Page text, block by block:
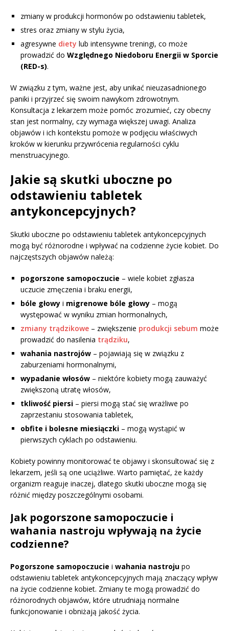
zmiany w produkcji hormonów po odstawieniu tabletek,
stres oraz zmiany w stylu życia,
agresywne diety lub intensywne treningi, co może
prowadzić do Względnego Niedoboru Energii w Sporcie
(RED-s).
W związku z tym, ważne jest, aby unikać nieuzasadnionego
paniki i przyjrzeć się swoim nawykom zdrowotnym.
Konsultacja z lekarzem może pomóc zrozumieć, czy obecny
stan jest normalny, czy wymaga większej uwagi. Analiza
objawów i ich kontekstu pomoże w podjęciu właściwych
kroków w kierunku przywrócenia regularności cyklu
menstruacyjnego.
Jakie są skutki uboczne po
odstawieniu tabletek
antykoncepcyjnych?
Skutki uboczne po odstawieniu tabletek antykoncepcyjnych
mogą być różnorodne i wpływać na codzienne życie kobiet. Do
najczęstszych objawów należą:
pogorszone samopoczucie – wiele kobiet zgłasza
uczucie zmęczenia i braku energii,
bóle głowy i migrenowe bóle głowy – mogą
występować w wyniku zmian hormonalnych,
zmiany trądzikowe – zwiększenie produkcji sebum może
prowadzić do nasilenia trądziku,
wahania nastrojów – pojawiają się w związku z
zaburzeniami hormonalnymi,
wypadanie włosów – niektóre kobiety mogą zauważyć
zwiększoną utratę włosów,
tkliwość piersi – piersi mogą stać się wrażliwe po
zaprzestaniu stosowania tabletek,
obfite i bolesne miesiączki – mogą wystąpić w
pierwszych cyklach po odstawieniu.
Kobiety powinny monitorować te objawy i skonsultować się z
lekarzem, jeśli są one uciążliwe. Warto pamiętać, że każdy
organizm reaguje inaczej, dlatego skutki uboczne mogą się
różnić między poszczególnymi osobami.
Jak pogorszone samopoczucie i
wahania nastroju wpływają na życie
codzienne?
Pogorszone samopoczucie i wahania nastroju po
odstawieniu tabletek antykoncepcyjnych mają znaczący wpływ
na życie codzienne kobiet. Zmiany te mogą prowadzić do
różnorodnych objawów, które utrudniają normalne
funkcjonowanie i obniżają jakość życia.